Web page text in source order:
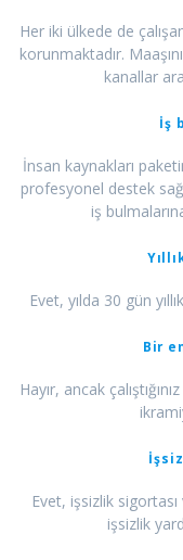
Her iki ülkede de
korunmaktadır.
kanallar
İş
İnsan kaynakları
profesyonel destek
iş
Evet, yılda 30 gün
Bir
Hayır, ancak
Evet, işsizlik
işsizlik